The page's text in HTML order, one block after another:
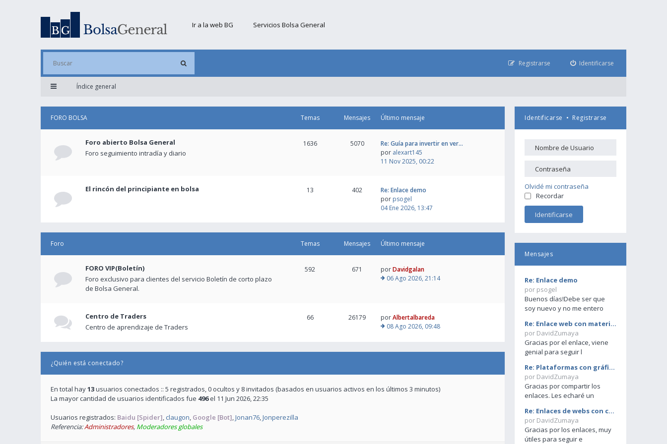
Ir a la web BG Servicios Bolsa General
Identificarse
Registrarse
Índice general
Identificarse • Registrarse
Olvidé mi contraseña
Recordar
Mensajes
Re: Enlace demo
por psogel
Buenos días!Debe ser que
soy nuevo y no me entero
Re: Enlace web con materias primas
por DavidZumaya
Gracias por el enlace, viene
genial para seguir l
Re: Plataformas con gráficos
por DavidZumaya
Gracias por compartir los
enlaces. Les echaré un
Re: Enlaces de webs con cotizaciones de tiempo rea
por DavidZumaya
Gracias por los enlaces, muy
útiles para seguir e
FORO BOLSA Temas Mensajes Último mensaje
Foro abierto Bolsa General
Foro seguimiento intradía y diario
1636 5070
Re: Guía para invertir en ver…
por alexart145
11 Nov 2025, 00:22
El rincón del principiante en bolsa 13 402
Re: Enlace demo
por psogel
04 Ene 2026, 13:47
Foro Temas Mensajes Último mensaje
FORO VIP(Boletín)
Foro exclusivo para clientes del servicio Boletín de corto plazo
de Bolsa General.
592 671 porDavidgalan
06 Ago 2026, 21:14
Centro de Traders
Centro de aprendizaje de Traders
66 26179 porAlbertalbareda
08 Ago 2026, 09:48
¿Quién está conectado?
En total hay13usuarios conectados :: 5 registrados, 0 ocultos y 8 invitados (basados en usuarios activos en los últimos 3 minutos)
La mayor cantidad de usuarios identificados fue 496el 11 Jun 2026, 22:35
Usuarios registrados: Baidu [Spider], claugon, Google [Bot],Jonan76,Jonperezilla
Referencia:Administradores, Moderadores globales